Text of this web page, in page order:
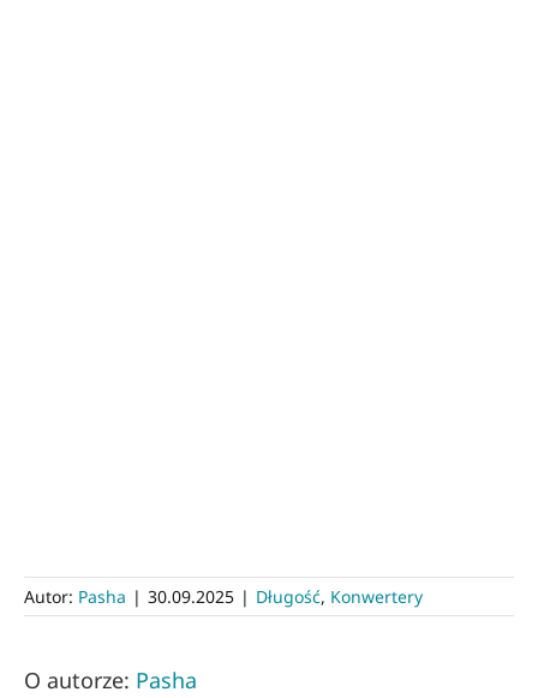
Autor: Pasha | 30.09.2025 | Długość, Konwertery
O autorze: Pasha